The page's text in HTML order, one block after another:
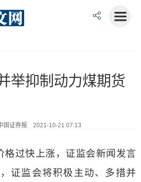
举抑制动力煤期货
国证券报 2021-10-21 07:13
格过快上涨，证监会新闻发言
证监会将积极主动、多措并